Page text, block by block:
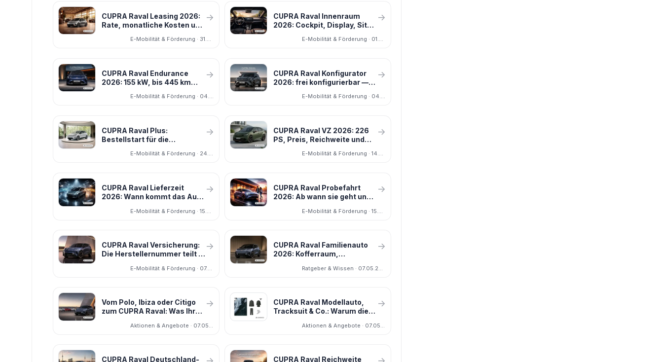
CUPRA Raval Leasing 2026:
Rate, monatliche Kosten und
→
E-Mobilität & Förderung · 31.03.2026
CUPRA Raval Innenraum
2026: Cockpit, Display, Sitze
→
E-Mobilität & Förderung · 01.04.2026
CUPRA Raval Endurance
2026: 155 kW, bis 445 km
frei konfigurierbar
→
E-Mobilität & Förderung · 04.05.2026
CUPRA Raval Konfigurator
2026: frei konfigurierbar —
Lackierungen
→
E-Mobilität & Förderung · 04.05.2026
CUPRA Raval Plus:
Bestellstart für die
29.850 Euro
→
E-Mobilität & Förderung · 24.07.2026
CUPRA Raval VZ 2026: 226
PS, Preis, Reichweite und
besonders macht
→
E-Mobilität & Förderung · 14.04.2026
CUPRA Raval Lieferzeit
2026: Wann kommt das Auto
Händler freiwillig sagt
→
CUPRA Raval Probefahrt
2026: Ab wann sie geht und
Kleinwagen ankommt
→
CUPRA Raval Versicherung:
Die Herstellernummer teilt er
→
CUPRA Raval Familienauto
2026: Kofferraum,
im Alltag
→
Vom Polo, Ibiza oder Citigo
zum CUPRA Raval: Was Ihr
→
CUPRA Raval Modellauto,
Tracksuit & Co.: Warum die
mehr ist als nur Merchandise
→
CUPRA Raval Deutschland- CUPRA Raval Reichweite